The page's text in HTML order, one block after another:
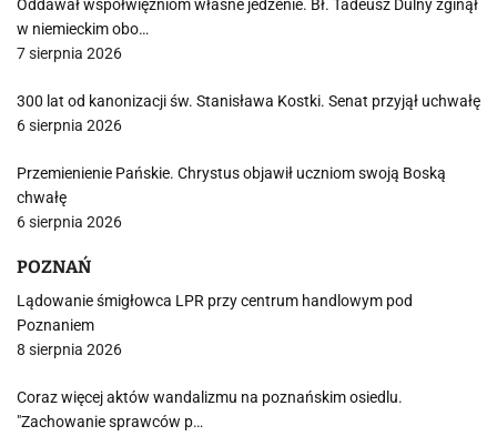
Oddawał współwięźniom własne jedzenie. Bł. Tadeusz Dulny zginął
w niemieckim obo…
7 sierpnia 2026
300 lat od kanonizacji św. Stanisława Kostki. Senat przyjął uchwałę
6 sierpnia 2026
Przemienienie Pańskie. Chrystus objawił uczniom swoją Boską
chwałę
6 sierpnia 2026
POZNAŃ
Lądowanie śmigłowca LPR przy centrum handlowym pod
Poznaniem
8 sierpnia 2026
Coraz więcej aktów wandalizmu na poznańskim osiedlu.
"Zachowanie sprawców p…